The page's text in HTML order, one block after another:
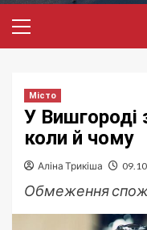
меню
Місто
У Вишгороді
коли й чому
Аліна Трикіша
Обмеження